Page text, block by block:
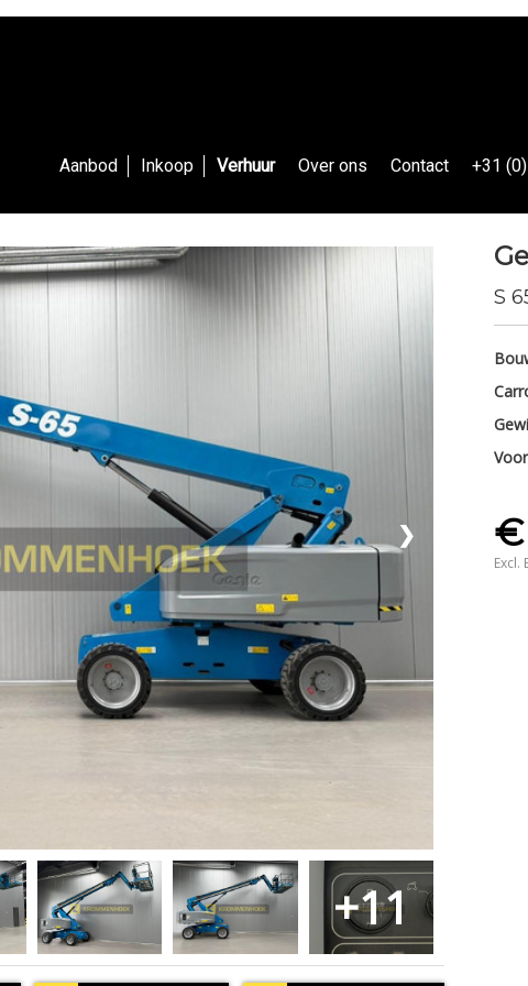
Aanbod Inkoop Verhuur Over ons Contact +31
❯
+11
S
€
Excl.